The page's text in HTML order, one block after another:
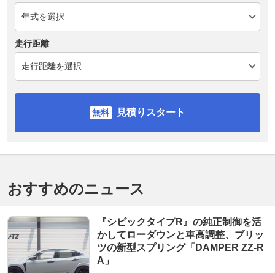
走行距離
見積りスタート
おすすめのニュース
『シビックタイプR』の純正制御を活
かしてローダウンと車高調整、ブリッ
ツの新型スプリング「DAMPER ZZ-R
A」